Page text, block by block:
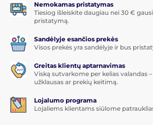
Nemokamas pristatymas
Tiesiog išleiskite daugiau nei 30 €
pristatymą.
Sandėlyje esančios prekės
Visos prekės yra sandėlyje ir bus
Greitas klientų aptarnavimas
Viską sutvarkome per kelias valandas
užklausas ar prekių keitimą.
Lojalumo programa
Lojaliems klientams siūlome